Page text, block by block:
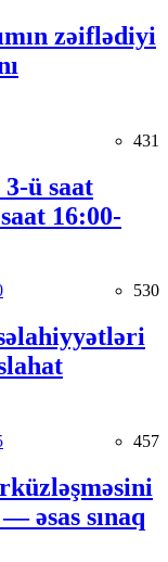
zəiflədiyi
431
ü saat
16:00-
530
457
əsas sınaq